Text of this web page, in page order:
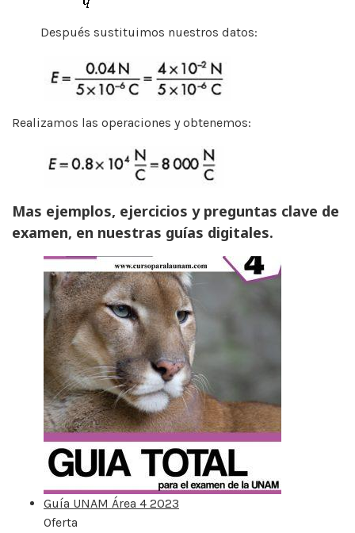
Después sustituimos nuestros datos:
Realizamos las operaciones y obtenemos:
Mas ejemplos, ejercicios y preguntas clave de
examen, en nuestras guías digitales.
Guía UNAM Área 4 2023
Oferta